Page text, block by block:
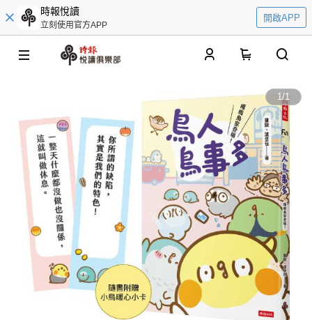
時報悅讀
立刻使用官方APP
開啟APP
1/1